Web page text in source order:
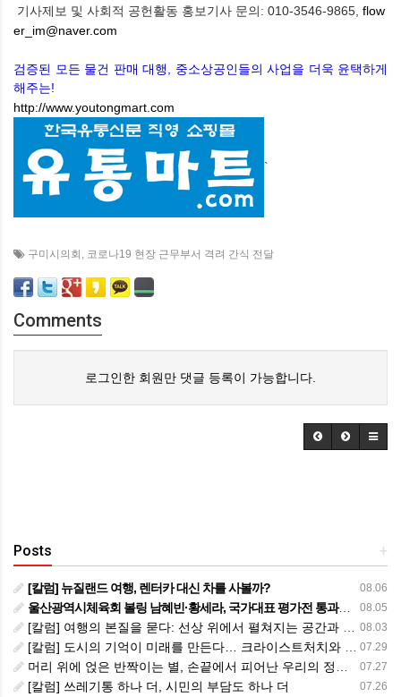
기사제보 및 사회적 공헌활동 홍보기사 문의: 010-3546-9865, flow
er_im@naver.com
검증된 모든 물건 판매 대행, 중소상공인들의 사업을 더욱 윤택하게
해주는!
http://www.youtongmart.com
`
구미시의회 코로나19 현장 근무부서 격려 간식 전달
Comments
로그인한 회원만 댓글 등록이 가능합니다.
+
Posts
08.06
[칼럼] 뉴질랜드 여행, 렌터카 대신 차를 사볼까?
08.05
울산광역시체육회 볼링 남혜빈·황세라, 국가대표 평가전 통과… ‘아시아선수권 출전’
08.03
[칼럼] 여행의 본질을 묻다: 선상 위에서 펼쳐지는 공간과 사람, 그리고 미식의 미학
07.29
[칼럼] 도시의 기억이 미래를 만든다… 크라이스트처치와 한국 도시가 주는 교훈
07.27
머리 위에 얹은 반짝이는 별, 손끝에서 피어난 우리의 정체성
07.26
[칼럼] 쓰레기통 하나 더, 시민의 부담도 하나 더